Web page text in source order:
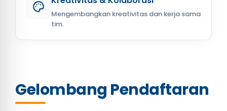
Mengembangkan kreativitas dan kerja sama
tim.
Gelombang Pendaftaran